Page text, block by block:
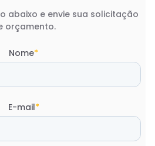
abaixo e envie sua solicitação
orçamento.
Nome*
E-mail*